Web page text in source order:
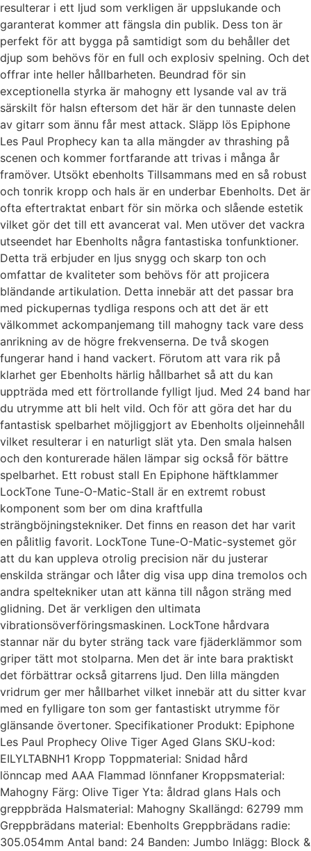
resulterar i ett ljud som verkligen är uppslukande och
garanterat kommer att fängsla din publik. Dess ton är
perfekt för att bygga på samtidigt som du behåller det
djup som behövs för en full och explosiv spelning. Och det
offrar inte heller hållbarheten. Beundrad för sin
exceptionella styrka är mahogny ett lysande val av trä
särskilt för halsn eftersom det här är den tunnaste delen
av gitarr som ännu får mest attack. Släpp lös Epiphone
Les Paul Prophecy kan ta alla mängder av thrashing på
scenen och kommer fortfarande att trivas i många år
framöver. Utsökt ebenholts Tillsammans med en så robust
och tonrik kropp och hals är en underbar Ebenholts. Det är
ofta eftertraktat enbart för sin mörka och slående estetik
vilket gör det till ett avancerat val. Men utöver det vackra
utseendet har Ebenholts några fantastiska tonfunktioner.
Detta trä erbjuder en ljus snygg och skarp ton och
omfattar de kvaliteter som behövs för att projicera
bländande artikulation. Detta innebär att det passar bra
med pickupernas tydliga respons och att det är ett
välkommet ackompanjemang till mahogny tack vare dess
anrikning av de högre frekvenserna. De två skogen
fungerar hand i hand vackert. Förutom att vara rik på
klarhet ger Ebenholts härlig hållbarhet så att du kan
uppträda med ett förtrollande fylligt ljud. Med 24 band har
du utrymme att bli helt vild. Och för att göra det har du
fantastisk spelbarhet möjliggjort av Ebenholts oljeinnehåll
vilket resulterar i en naturligt slät yta. Den smala halsen
och den konturerade hälen lämpar sig också för bättre
spelbarhet. Ett robust stall En Epiphone häftklammer
LockTone Tune-O-Matic-Stall är en extremt robust
komponent som ber om dina kraftfulla
strängböjningstekniker. Det finns en reason det har varit
en pålitlig favorit. LockTone Tune-O-Matic-systemet gör
att du kan uppleva otrolig precision när du justerar
enskilda strängar och låter dig visa upp dina tremolos och
andra speltekniker utan att känna till någon sträng med
glidning. Det är verkligen den ultimata
vibrationsöverföringsmaskinen. LockTone hårdvara
stannar när du byter sträng tack vare fjäderklämmor som
griper tätt mot stolparna. Men det är inte bara praktiskt
det förbättrar också gitarrens ljud. Den lilla mängden
vridrum ger mer hållbarhet vilket innebär att du sitter kvar
med en fylligare ton som ger fantastiskt utrymme för
glänsande övertoner. Specifikationer Produkt: Epiphone
Les Paul Prophecy Olive Tiger Aged Glans SKU-kod:
EILYLTABNH1 Kropp Toppmaterial: Snidad hård
lönncap med AAA Flammad lönnfaner Kroppsmaterial:
Mahogny Färg: Olive Tiger Yta: åldrad glans Hals och
greppbräda Halsmaterial: Mahogny Skallängd: 62799 mm
Greppbrädans material: Ebenholts Greppbrädans radie:
305.054mm Antal band: 24 Banden: Jumbo Inlägg: Block &